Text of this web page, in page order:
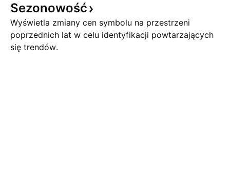
Sezonowość
Wyświetla zmiany cen symbolu na przestrzeni
poprzednich lat w celu identyfikacji powtarzających
się trendów.